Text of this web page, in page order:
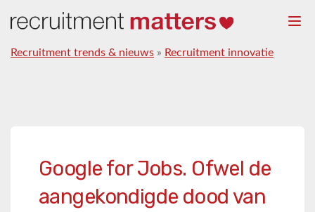
Recruitment trends & nieuws » Recruitment innovatie
Google for Jobs. Ofwel de
aangekondigde dood van